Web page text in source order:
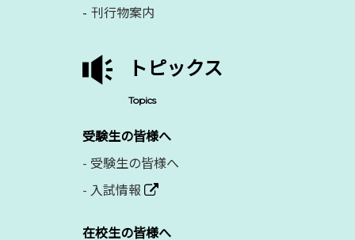
刊行物案内
トピックス
Topics
受験生の皆様へ
- 受験生の皆様へ
- 入試情報
在校生の皆様へ